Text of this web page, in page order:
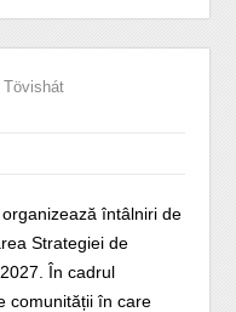
Tövishát
întâlniri de
Strategiei de
În cadrul
comunității în care